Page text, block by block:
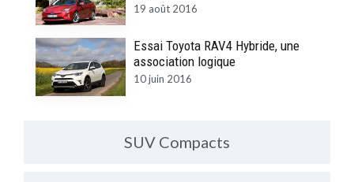
SUV Compacts
19 août 2016
Essai Toyota RAV4 Hybride, une
association logique
10 juin 2016